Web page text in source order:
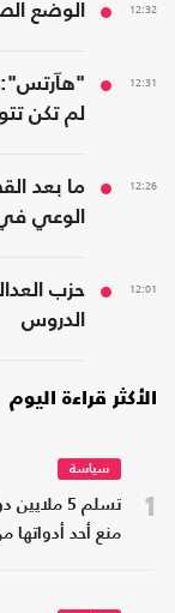
12:32 الوضع
12:31
"هآرتس":
لم تكن
12:26
ما بعد
الوعي
12:01
الدروس
الأكثر قراءة اليوم
1
سياسة
تسلم 5
منع أحد أدواتها